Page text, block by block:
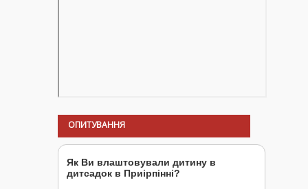
ОПИТУВАННЯ
Як Ви влаштовували дитину в
дитсадок в Приірпінні?